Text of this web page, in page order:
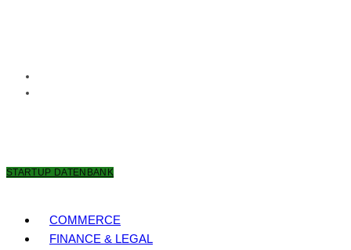
STARTUP DATENBANK
COMMERCE
FINANCE & LEGAL